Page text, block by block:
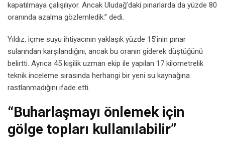
kapatılmaya çalışılıyor. Ancak Uludağ’daki pınarlarda da yüzde 80
oranında azalma gözlemledik.” dedi.
Yıldız, içme suyu ihtiyacının yaklaşık yüzde 15’inin pınar
sularından karşılandığını, ancak bu oranın giderek düştüğünü
belirtti. Ayrıca 45 kişilik uzman ekip ile yapılan 17 kilometrelik
teknik inceleme sırasında herhangi bir yeni su kaynağına
rastlanmadığını ifade etti.
“Buharlaşmayı önlemek için
gölge topları kullanılabilir”